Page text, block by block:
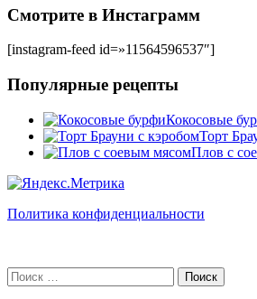
Смотрите в Инстаграмм
[instagram-feed id=»11564596537″]
Популярные рецепты
Кокосовые
Торт
Плов с
Политика конфиденциальности